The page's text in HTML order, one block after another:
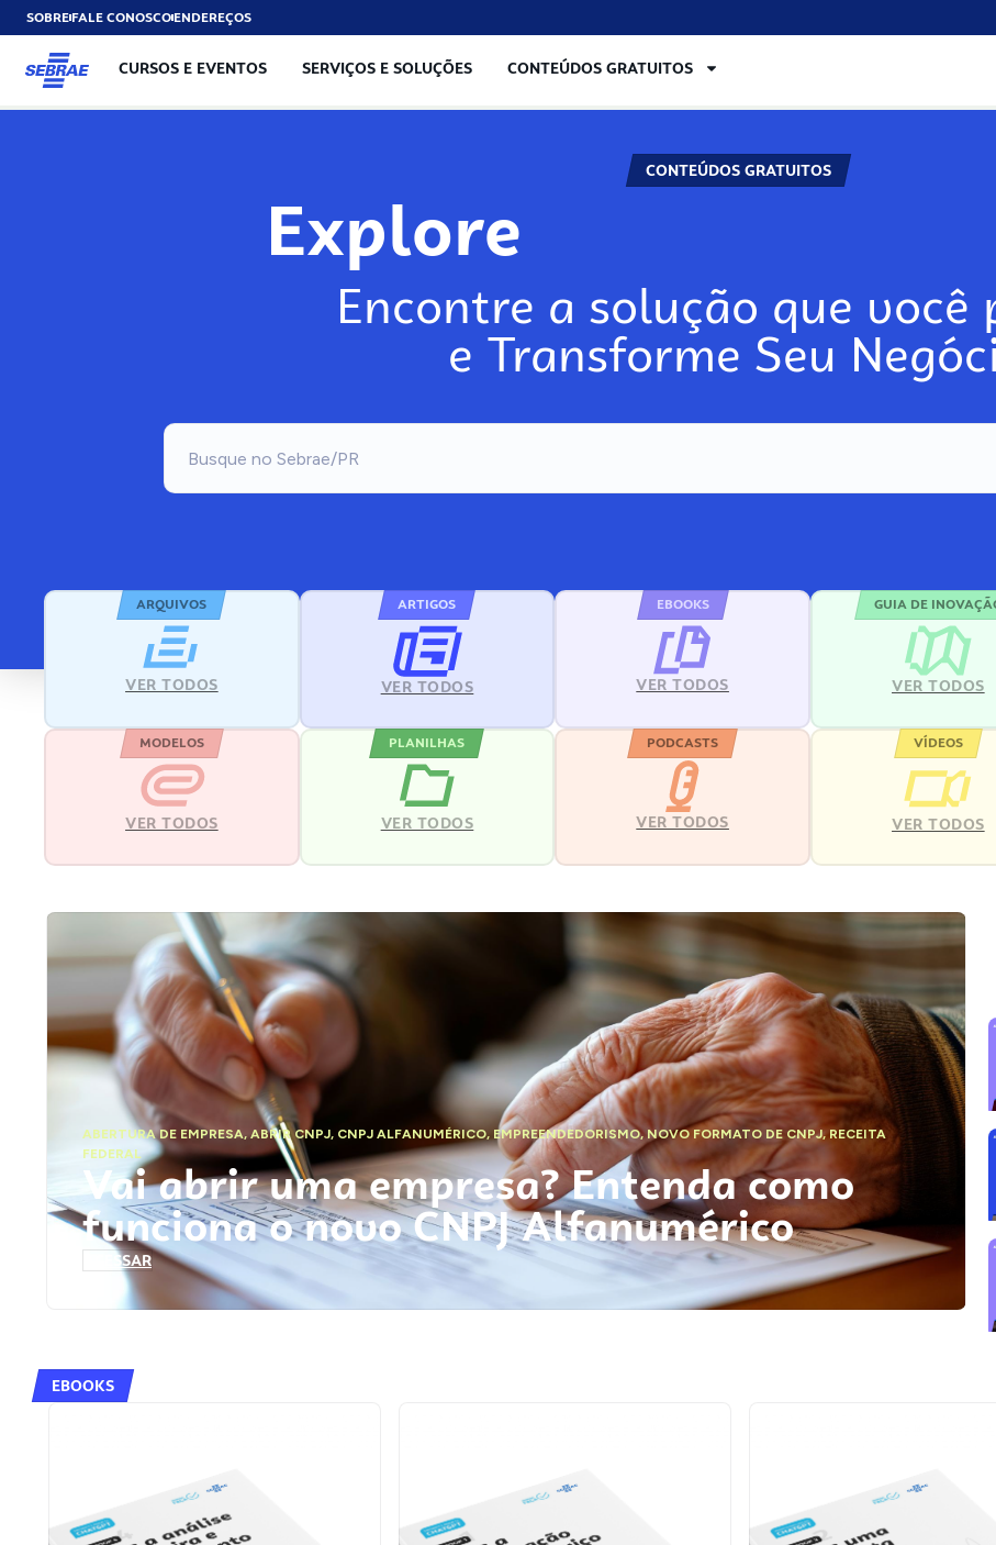
SOBREFALE CONOSCOENDEREÇOS
CURSOS E EVENTOS SERVIÇOS E SOLUÇÕES CONTEÚDOS GRATUITOS
CONTEÚDOS GRATUITOS
Explore
Encontre a solução que você
e Transforme Seu
ARQUIVOS
VER TODOS
ARTIGOS
VER TODOS
EBOOKS
VER TODOS
GUIA DE
VER TODOS
MODELOS
VER TODOS
PLANILHAS
VER TODOS
PODCASTS
VER TODOS
VÍDEOS
VER TODOS
ABERTURA DE EMPRESA,ABRIR CNPJ, CNPJ ALFANUMÉRICO, EMPREENDEDORISMO,NOVO FORMATO DE CNPJ,RECEITA
FEDERAL
Vai abrir uma empresa? Entenda como
funciona o novo CNPJ Alfanumérico
ACESSAR
EBOOKS